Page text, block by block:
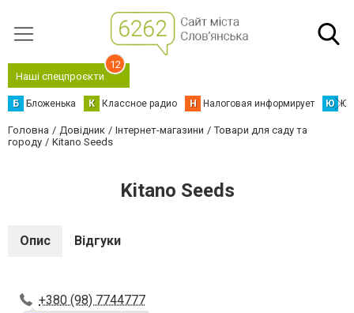
Наші спецпроєкти
12
Б Бложенька К Классное радио Н Налоговая информирует Ю
Головна Довідник Інтернет-магазини
Товари для саду та
городу
Kitano Seeds
Kitano Seeds
Опис Відгуки
+380 (98) 7744777